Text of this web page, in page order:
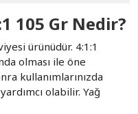
105 Gr Nedir?
ürünüdür. 4:1:1
olması ile öne
kullanımlarınızda
olabilir. Yağ